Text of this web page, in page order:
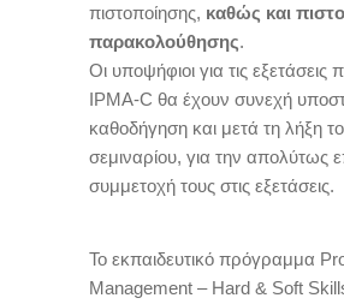
πιστοποίησης, καθώς και
παρακολούθησης.
Οι υποψήφιοι για τις εξετάσεις
IPMA-C θα έχουν συνεχή
καθοδήγηση και μετά τη λήξη
σεμιναρίου, για την απολύτως
συμμετοχή τους στις εξετάσεις.
To εκπαιδευτικό πρόγραμμα
Management – Hard & Soft